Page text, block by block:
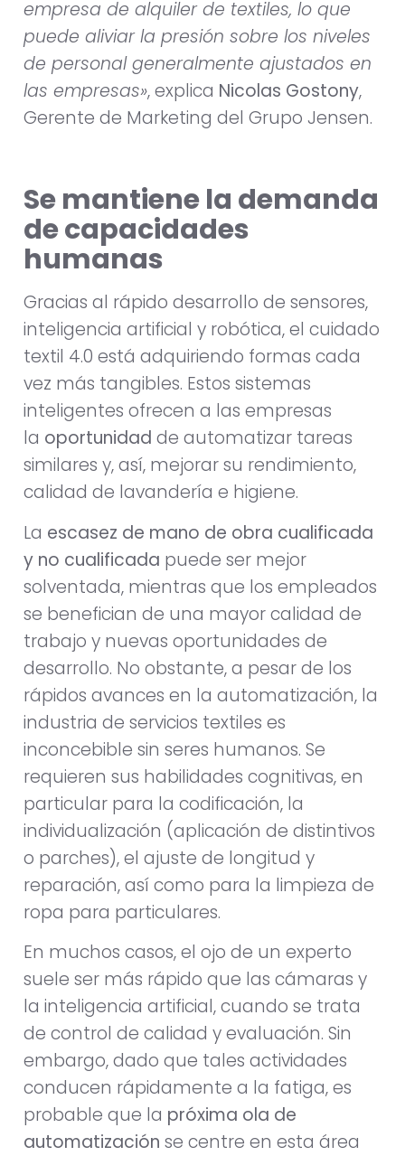
empresa de alquiler de textiles, lo que
puede aliviar la presión sobre los niveles
de personal generalmente ajustados en
las empresas», explica Nicolas Gostony,
Gerente de Marketing del Grupo Jensen.
Se mantiene la demanda
de capacidades
humanas
Gracias al rápido desarrollo de sensores,
inteligencia artificial y robótica, el cuidado
textil 4.0 está adquiriendo formas cada
vez más tangibles. Estos sistemas
inteligentes ofrecen a las empresas
la oportunidad de automatizar tareas
similares y, así, mejorar su rendimiento,
calidad de lavandería e higiene.
La escasez de mano de obra cualificada
y no cualificada puede ser mejor
solventada, mientras que los empleados
se benefician de una mayor calidad de
trabajo y nuevas oportunidades de
desarrollo. No obstante, a pesar de los
rápidos avances en la automatización, la
industria de servicios textiles es
inconcebible sin seres humanos. Se
requieren sus habilidades cognitivas, en
particular para la codificación, la
individualización (aplicación de distintivos
o parches), el ajuste de longitud y
reparación, así como para la limpieza de
ropa para particulares.
En muchos casos, el ojo de un experto
suele ser más rápido que las cámaras y
la inteligencia artificial, cuando se trata
de control de calidad y evaluación. Sin
embargo, dado que tales actividades
conducen rápidamente a la fatiga, es
probable que la próxima ola de
automatización se centre en esta área